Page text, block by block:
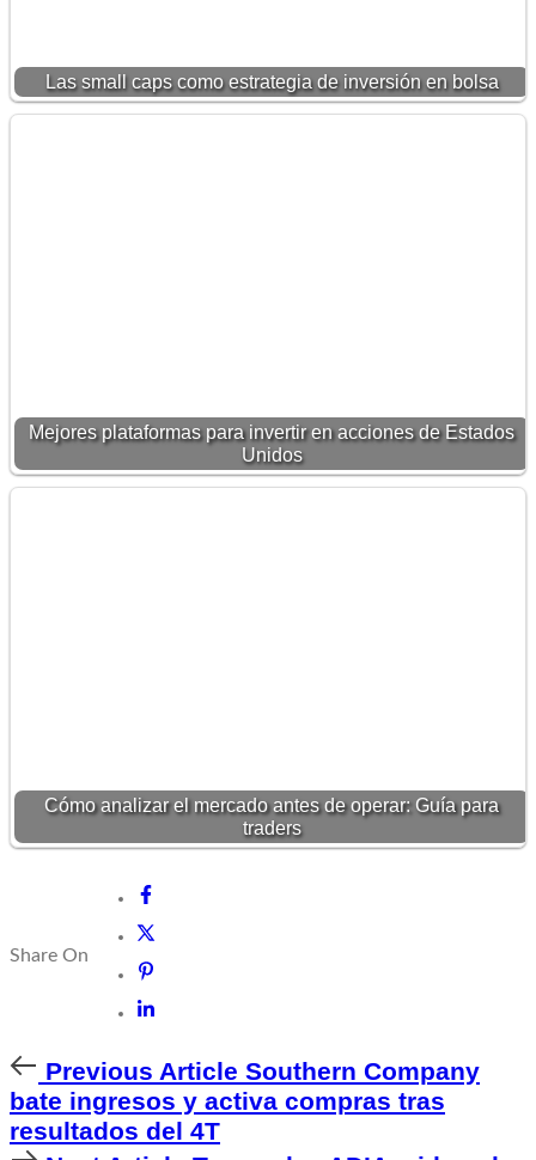
Las small caps como estrategia de inversión en bolsa
Mejores plataformas para invertir en acciones de Estados
Unidos
Cómo analizar el mercado antes de operar: Guía para
traders
Share On
Previous
Article
Previous Article Southern Company
bate ingresos y activa compras tras
resultados del 4T